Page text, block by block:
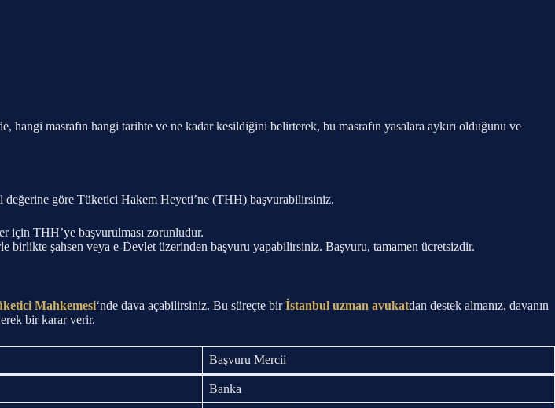
hangi masrafın hangi tarihte ve ne kadar kesildiğini belirterek, bu masrafın yasalara aykırı olduğunu ve
değerine göre Tüketici Hakem Heyeti’ne (THH) başvurabilirsiniz.
için THH’ye başvurulması zorunludur.
şahsen veya e-Devlet üzerinden başvuru yapabilirsiniz. Başvuru, tamamen ücretsizdir.
Mahkemesi‘nde dava açabilirsiniz. Bu süreçte birİstanbul uzman avukatdan destek almanız, davanın
bir karar verir.
Başvuru Mercii
Banka